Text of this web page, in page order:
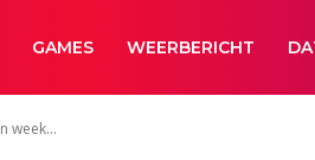
GAMES WEERBERICHT
week...